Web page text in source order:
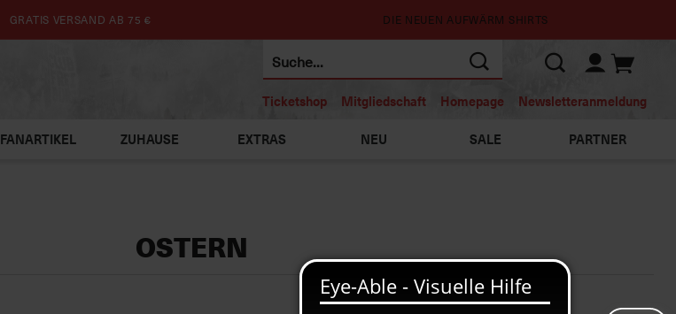
GRATIS VERSAND AB 75 € DIE NEUEN AUFWÄRM SHIRTS
Ticketshop Mitgliedschaft Homepage Newsletteranmeldung
FANARTIKEL ZUHAUSE EXTRAS NEU SALE PARTNER
OSTERN